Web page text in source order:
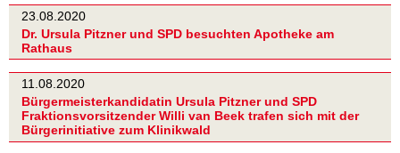
23.08.2020
Dr. Ursula Pitzner und SPD besuchten Apotheke am
Rathaus
11.08.2020
Bürgermeisterkandidatin Ursula Pitzner und SPD
Fraktionsvorsitzender Willi van Beek trafen sich mit der
Bürgerinitiative zum Klinikwald